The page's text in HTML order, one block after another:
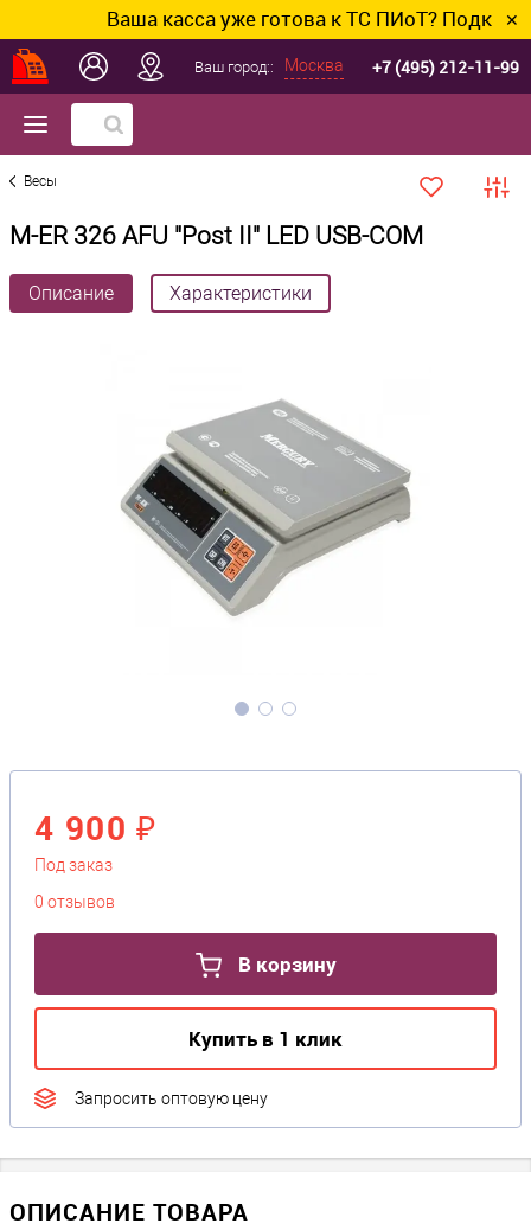
Ваша касса уже готова к ТС ПИоТ? Подключим
✕
Ваш город:: Москва +7 (495) 212-11-99
Весы
M-ER 326 AFU "Post II" LED USB-COM
Описание Характеристики
4 900 ₽
Под заказ
0 отзывов
В корзину
Купить в 1 клик
Запросить оптовую цену
ОПИСАНИЕ ТОВАРА